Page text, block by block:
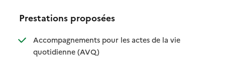
Prestations proposées
Accompagnements pour les actes de la vie
quotidienne (AVQ): disponible
: non disponible